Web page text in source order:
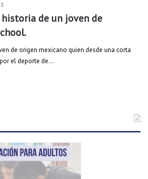
historia de un joven de
de origen mexicano quien desde una corta
el deporte de…